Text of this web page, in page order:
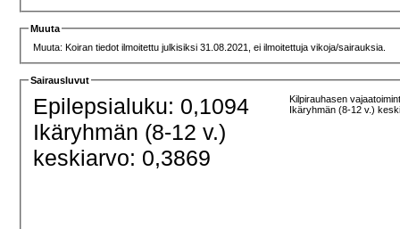
Muuta
Muuta: Koiran tiedot ilmoitettu julkisiksi 31.08.2021, ei ilmoitettuja vikoja/sairauksia.
Sairausluvut
Epilepsialuku: 0,1094
Ikäryhmän (8-12 v.)
keskiarvo: 0,3869
Kilpirauhasen
Ikäryhmän (8-12 v.)